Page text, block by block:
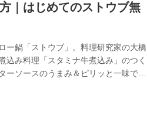
｜はじめてのストウブ無
ー鍋「ストウブ」。料理研究家の大橋
込み料理「スタミナ牛煮込み」のつく
ーソースのうまみ＆ピリッと一味でパ
ウブ無水調理』より）